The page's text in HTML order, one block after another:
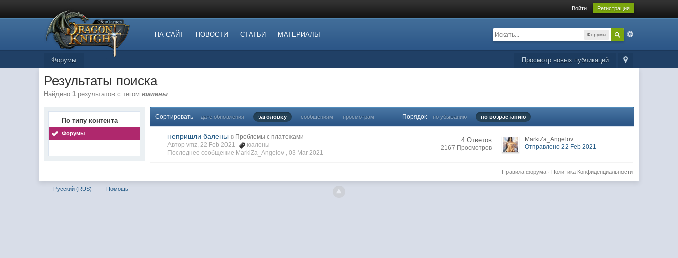
Войти Регистрация
НА САЙТ НОВОСТИ СТАТЬИ МАТЕРИАЛЫ Форумы
Просмотр новых публикаций
Форумы
Результаты поиска
Найдено1 результатов с тегомюалены
По типу контента
Форумы
Сортировать дате обновления заголовку сообщениям просмотрам Порядок по убыванию по возрастанию
непришли балены в Проблемы с платежами
Автор vmz, 22 Feb 2021
юалены
Последнее сообщение MarkiZa_Angelov ,03 Mar 2021
4 Ответов
2167 Просмотров
MarkiZa_Angelov
Отправлено 22 Feb 2021
Политика Конфиденциальности
Правила форума·
Русский (RUS) Помощь